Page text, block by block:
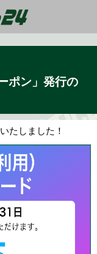
ポン」発行の
たしました！